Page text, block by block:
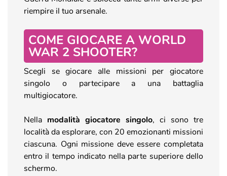
riempire il tuo arsenale.
COME GIOCARE A WORLD
WAR 2 SHOOTER?
Scegli se giocare alle missioni per giocatore
singolo o partecipare a una battaglia
multigiocatore.
Nella modalità giocatore singolo, ci sono tre
località da esplorare, con 20 emozionanti missioni
ciascuna. Ogni missione deve essere completata
entro il tempo indicato nella parte superiore dello
schermo.